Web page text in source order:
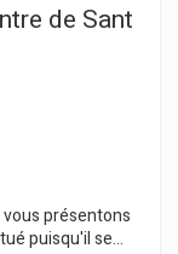
de Sant
vous présentons
puisqu'il se